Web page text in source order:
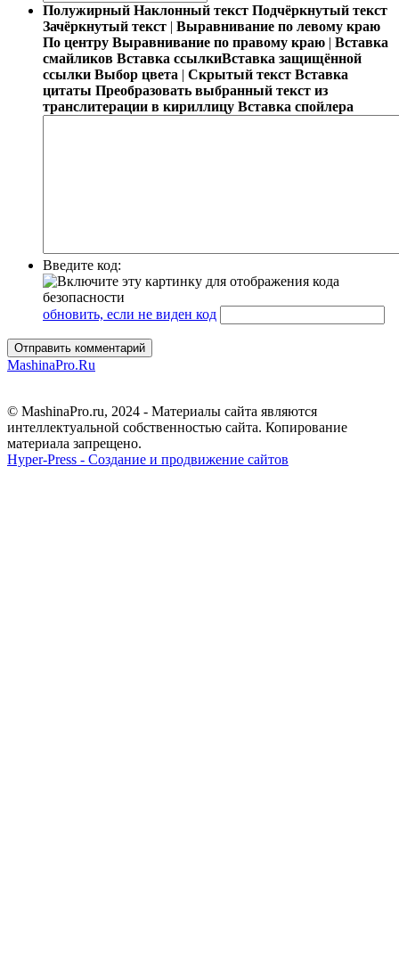
Полужирный Наклонный текст Подчёркнутый текст
Зачёркнутый текст | Выравнивание по левому краю
По центру Выравнивание по правому краю | Вставка
смайликов Вставка ссылкиВставка защищённой
ссылки Выбор цвета | Скрытый текст Вставка
цитаты Преобразовать выбранный текст из
транслитерации в кириллицу Вставка спойлера
Введите код:
обновить, если не виден код
Отправить комментарий
MashinaPro.Ru
© MashinaPro.ru, 2024 - Материалы сайта являются
интеллектуальной собственностью сайта. Копирование
материала запрещено.
Hyper-Press - Создание и продвижение сайтов